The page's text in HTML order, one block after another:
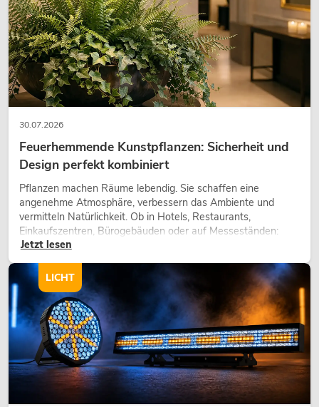
30.07.2026
Feuerhemmende Kunstpflanzen: Sicherheit und
Design perfekt kombiniert
Pflanzen machen Räume lebendig. Sie schaffen eine
angenehme Atmosphäre, verbessern das Ambiente und
vermitteln Natürlichkeit. Ob in Hotels, Restaurants,
Einkaufszentren, Bürogebäuden oder auf Messeständen:
eine hochwertige Begrünung gehört heute längst zum
Jetzt lesen
LICHT